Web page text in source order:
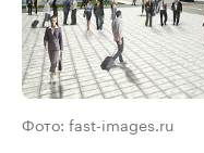
Фото: fast-images.ru